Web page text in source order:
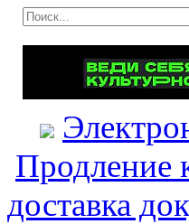
Продление
доставка